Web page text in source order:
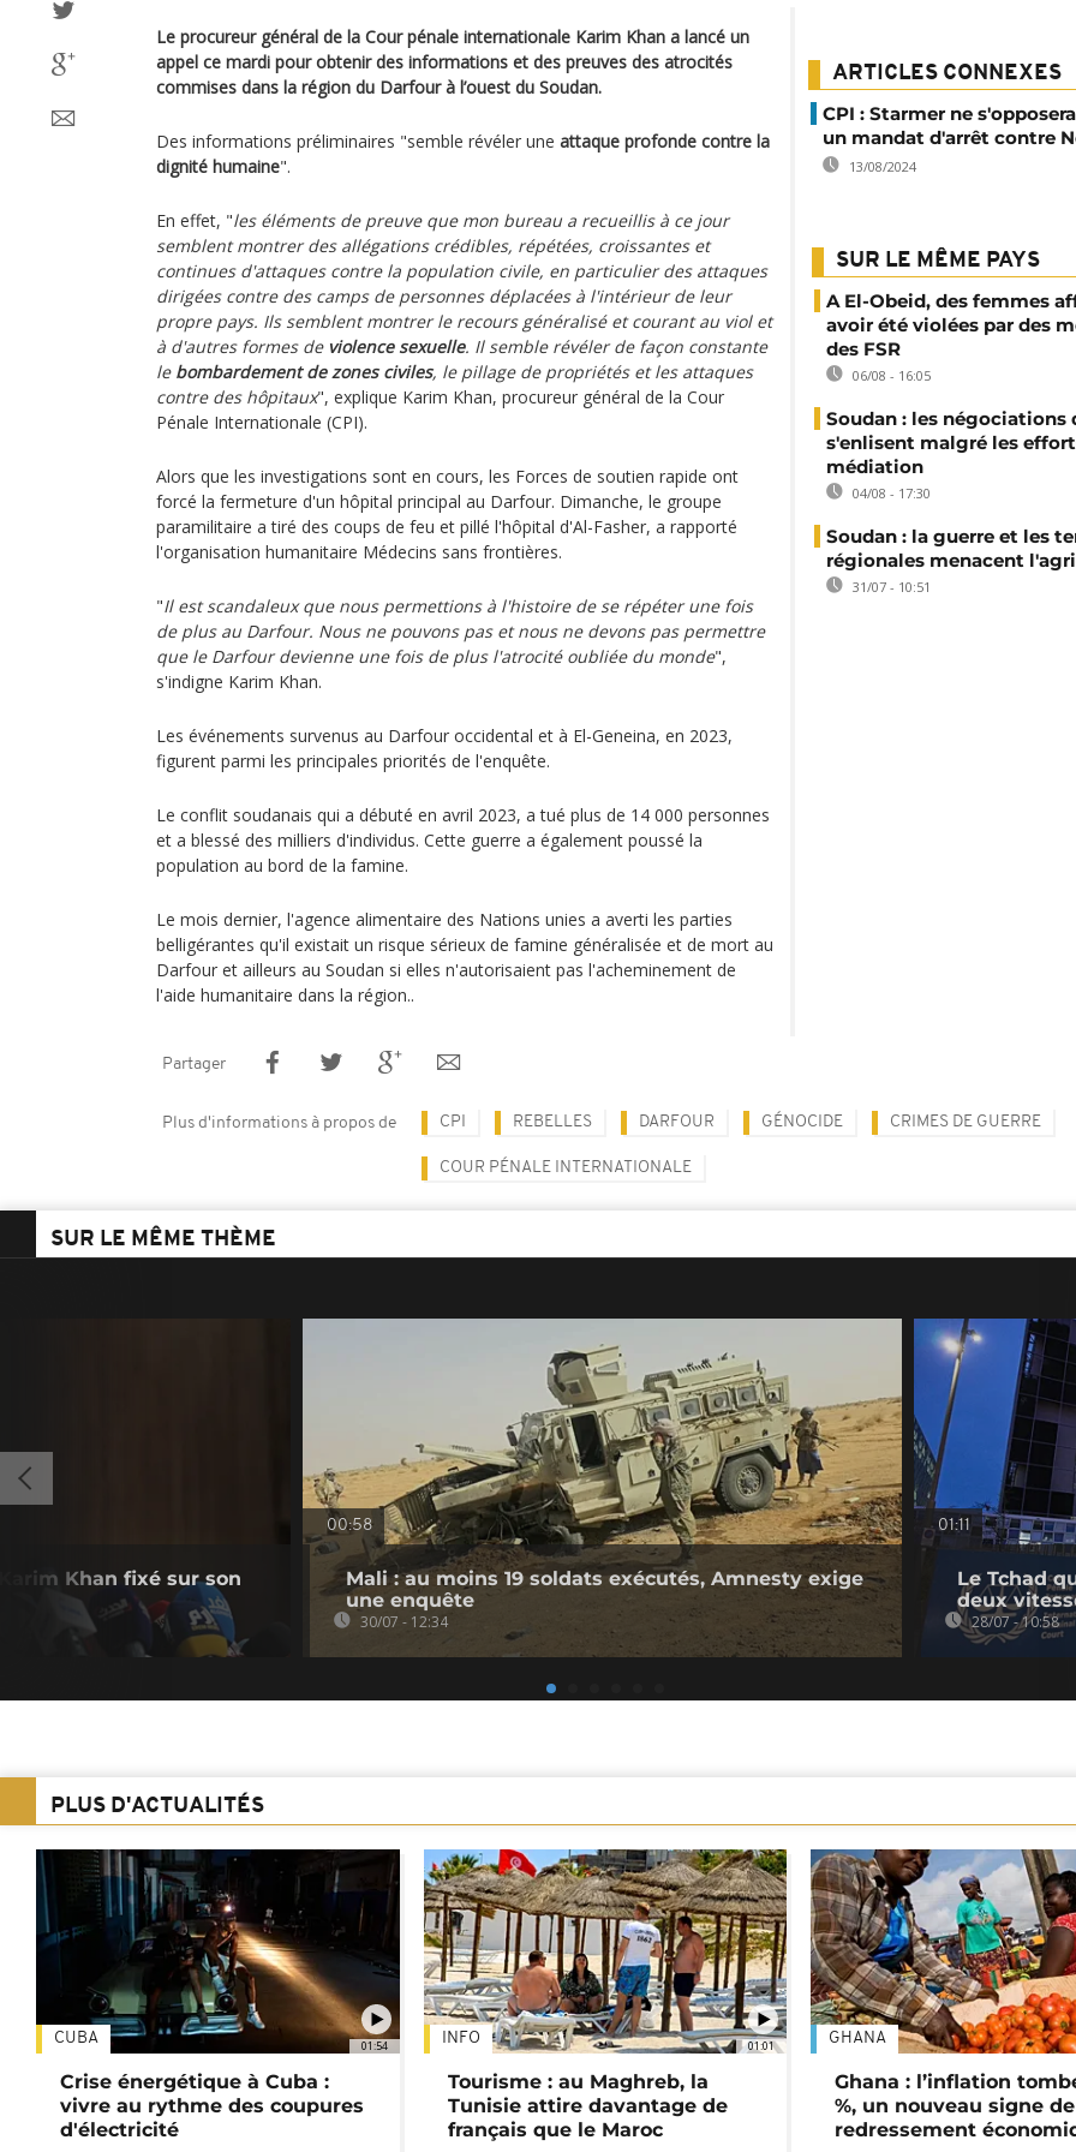
Le procureur général de la Cour pénale internationale Karim Khan a lancé un
appel ce mardi pour obtenir des informations et des preuves des atrocités
commises dans la région du Darfour à l’ouest du Soudan.
Des informations préliminaires "semble révéler une attaque profonde contre la
dignité humaine".
En effet, "les éléments de preuve que mon bureau a recueillis à ce jour
semblent montrer des allégations crédibles, répétées, croissantes et
continues d'attaques contre la population civile, en particulier des attaques
dirigées contre des camps de personnes déplacées à l'intérieur de leur
propre pays. Ils semblent montrer le recours généralisé et courant au viol et
à d'autres formes de violence sexuelle. Il semble révéler de façon constante
le bombardement de zones civiles, le pillage de propriétés et les attaques
contre des hôpitaux", explique Karim Khan, procureur général de la Cour
Pénale Internationale (CPI).
Alors que les investigations sont en cours, les Forces de soutien rapide ont
forcé la fermeture d'un hôpital principal au Darfour. Dimanche, le groupe
paramilitaire a tiré des coups de feu et pillé l'hôpital d'Al-Fasher, a rapporté
l'organisation humanitaire Médecins sans frontières.
"Il est scandaleux que nous permettions à l'histoire de se répéter une fois
de plus au Darfour. Nous ne pouvons pas et nous ne devons pas permettre
que le Darfour devienne une fois de plus l'atrocité oubliée du monde",
s'indigne Karim Khan.
Les événements survenus au Darfour occidental et à El-Geneina, en 2023,
figurent parmi les principales priorités de l'enquête.
Le conflit soudanais qui a débuté en avril 2023, a tué plus de 14 000 personnes
et a blessé des milliers d'individus. Cette guerre a également poussé la
population au bord de la famine.
Le mois dernier, l'agence alimentaire des Nations unies a averti les parties
belligérantes qu'il existait un risque sérieux de famine généralisée et de mort au
Darfour et ailleurs au Soudan si elles n'autorisaient pas l'acheminement de
l'aide humanitaire dans la région..
ARTICLES CONNEXES
CPI : Starmer ne
un mandat d'arrêt contre
13/08/2024
SUR LE MÊME PAYS
A El-Obeid, des femmes
avoir été violées par des
des FSR
06/08 - 16:05
Soudan : les négociations
s'enlisent malgré les
médiation
04/08 - 17:30
Soudan : la guerre et les
régionales menacent
31/07 - 10:51
Partager
Plus d'informations à propos de CPI REBELLES DARFOUR GÉNOCIDE CRIMES DE GUERRE
COUR PÉNALE INTERNATIONALE
SUR LE MÊME THÈME
Khan fixé sur son
00:58
Mali : au moins 19 soldats exécutés, Amnesty exige
une enquête
30/07 - 12:34
01:11
Le Tchad
deux
28/07 - 10:58
PLUS D'ACTUALITÉS
01:54
CUBA
Crise énergétique à Cuba :
vivre au rythme des coupures
d'électricité
01:01
INFO
Tourisme : au Maghreb, la
Tunisie attire davantage de
français que le Maroc
GHANA
Ghana : l’inflation
%, un nouveau signe de
redressement